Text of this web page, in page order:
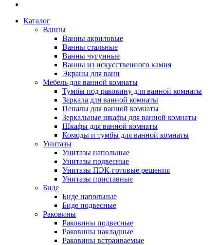
Каталог
Ванны
Ванны акриловые
Ванны стальные
Ванны чугунные
Ванны из искусственного камня
Экраны для ванн
Мебель для ванной комнаты
Тумбы под раковину для ванной комнаты
Зеркала для ванной комнаты
Пеналы для ванной комнаты
Зеркальные шкафы для ванной комнаты
Шкафы для ванной комнаты
Комоды и тумбы для ванной комнаты
Унитазы
Унитазы напольные
Унитазы подвесные
Унитазы ПЭК-готовые решения
Унитазы приставные
Биде
Биде напольные
Биде подвесные
Раковины
Раковины подвесные
Раковины накладные
Раковины встраиваемые